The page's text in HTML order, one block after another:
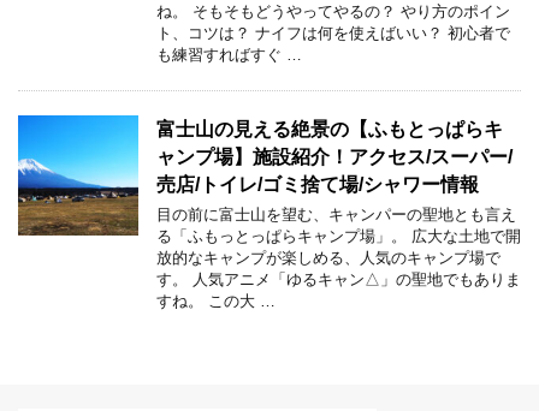
ね。 そもそもどうやってやるの？ やり方のポイン
ト、コツは？ ナイフは何を使えばいい？ 初心者で
も練習すればすぐ …
富士山の見える絶景の【ふもとっぱらキ
ャンプ場】施設紹介！アクセス/スーパー/
売店/トイレ/ゴミ捨て場/シャワー情報
目の前に富士山を望む、キャンパーの聖地とも言え
る「ふもっとっぱらキャンプ場」。 広大な土地で開
放的なキャンプが楽しめる、人気のキャンプ場で
す。 人気アニメ「ゆるキャン△」の聖地でもありま
すね。 この大 …